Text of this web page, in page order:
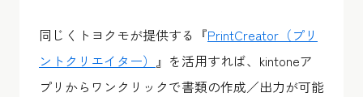
同じくトヨクモが提供する『PrintCreator（プリ
ントクリエイター） 』を活用すれば、kintoneア
プリからワンクリックで書類の作成／出力が可能